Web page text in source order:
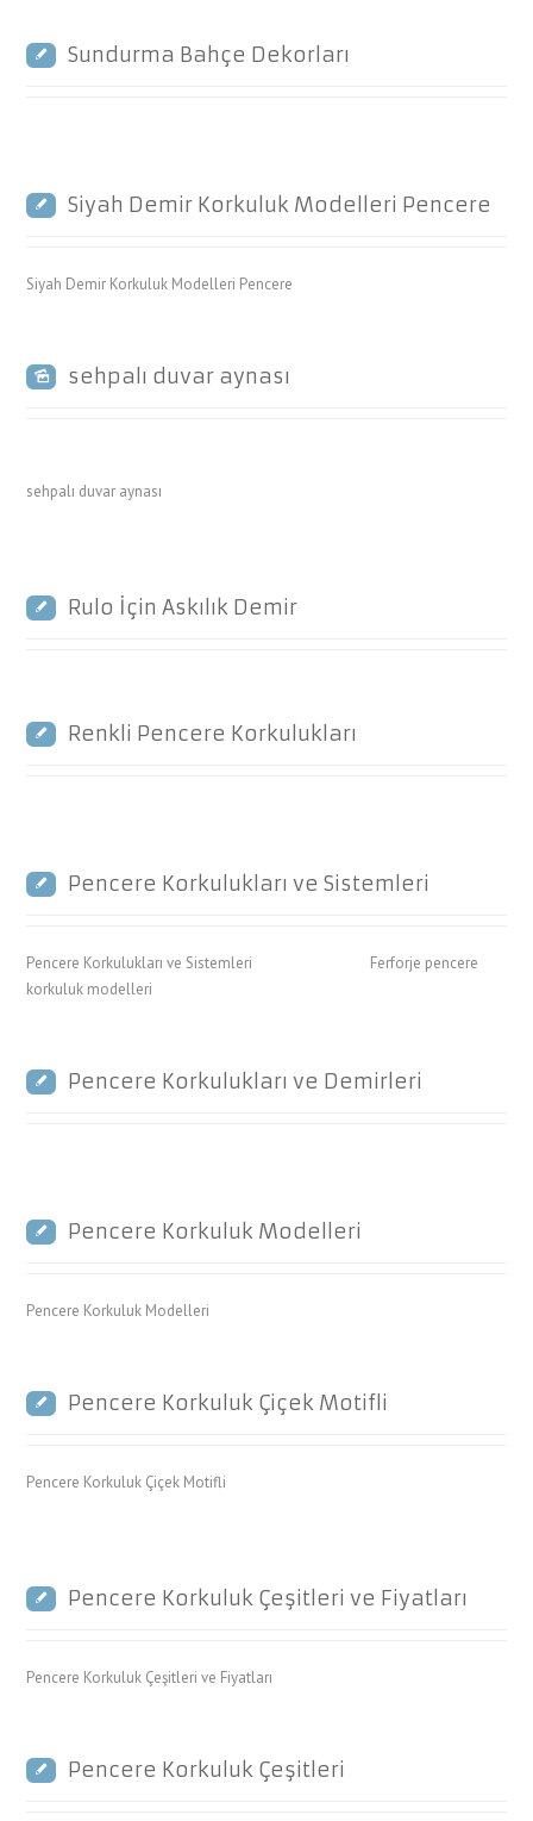
Sundurma Bahçe Dekorları
Siyah Demir Korkuluk Modelleri Pencere
Siyah Demir Korkuluk Modelleri Pencere
sehpalı duvar aynası
sehpalı duvar aynası
Rulo İçin Askılık Demir
Renkli Pencere Korkulukları
Pencere Korkulukları ve Sistemleri
Pencere Korkulukları ve Sistemleri Ferforje pencere
korkuluk modelleri
Pencere Korkulukları ve Demirleri
Pencere Korkuluk Modelleri
Pencere Korkuluk Modelleri
Pencere Korkuluk Çiçek Motifli
Pencere Korkuluk Çiçek Motifli
Pencere Korkuluk Çeşitleri ve Fiyatları
Pencere Korkuluk Çeşitleri ve Fiyatları
Pencere Korkuluk Çeşitleri